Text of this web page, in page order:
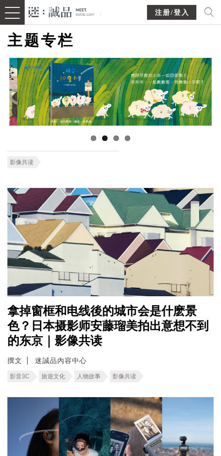
注册/登入
主题专栏
影像共读
拿掉窗框和电线後的城市会是什麽景
色？日本摄影师安藤瑠美拍出意想不到
的东京｜影像共读
撰文 迷誠品內容中心
影音3C 旅遊文化 人物故事 影像共读